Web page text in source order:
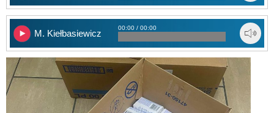
M. Kiełbasiewicz
00:00 / 00:00